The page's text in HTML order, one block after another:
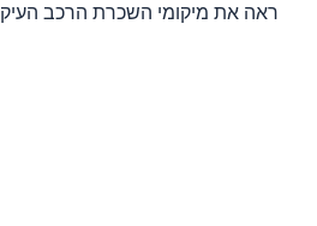
ראה את מיקומי השכרת הרכב